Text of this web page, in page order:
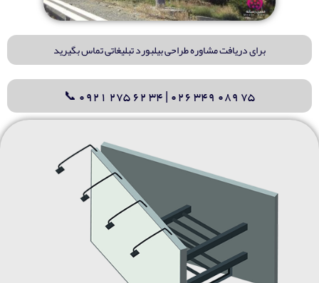
برای دریافت مشاوره طراحی بیلبورد تبلیغاتی تماس بگیرید
75 089 349 026 | 34 62 275 0921 📞